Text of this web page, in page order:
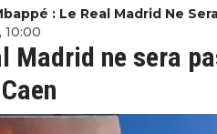
: Le Real Madrid Ne
Par Le SM Caen
Madrid ne sera
10:00